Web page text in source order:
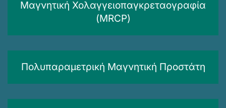
Μαγνητική Χολαγγειοπαγκρεταογραφία
(MRCP)
Πολυπαραμετρική Μαγνητική Προστάτη